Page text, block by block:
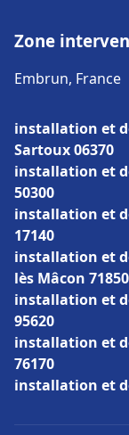
Zone
Embrun, France
installation et
Sartoux 06370
installation et
50300
installation et
17140
installation et
lès Mâcon 71850
installation et
95620
installation et
76170
installation et